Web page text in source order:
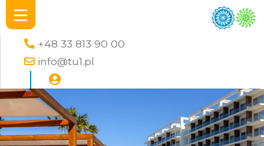
+48 33 813 90 00
info@tu1.pl